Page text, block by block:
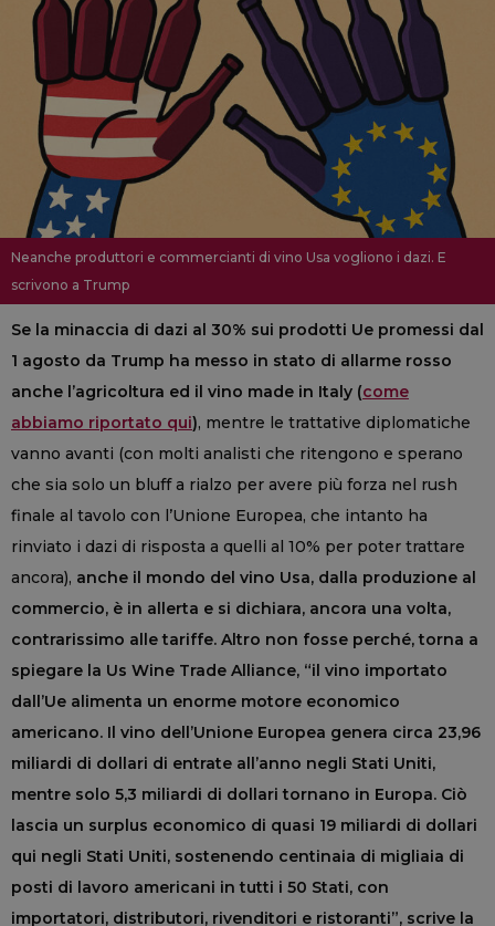
Neanche produttori e commercianti di vino Usa vogliono i dazi. E
scrivono a Trump
Se la minaccia di dazi al 30% sui prodotti Ue promessi dal
1 agosto da Trump ha messo in stato di allarme rosso
anche l’agricoltura ed il vino made in Italy (come
abbiamo riportato qui), mentre le trattative diplomatiche
vanno avanti (con molti analisti che ritengono e sperano
che sia solo un bluff a rialzo per avere più forza nel rush
finale al tavolo con l’Unione Europea, che intanto ha
rinviato i dazi di risposta a quelli al 10% per poter trattare
ancora), anche il mondo del vino Usa, dalla produzione al
commercio, è in allerta e si dichiara, ancora una volta,
contrarissimo alle tariffe. Altro non fosse perché, torna a
spiegare la Us Wine Trade Alliance, “il vino importato
dall’Ue alimenta un enorme motore economico
americano. Il vino dell’Unione Europea genera circa 23,96
miliardi di dollari di entrate all’anno negli Stati Uniti,
mentre solo 5,3 miliardi di dollari tornano in Europa. Ciò
lascia un surplus economico di quasi 19 miliardi di dollari
qui negli Stati Uniti, sostenendo centinaia di migliaia di
posti di lavoro americani in tutti i 50 Stati, con
importatori, distributori, rivenditori e ristoranti”, scrive la